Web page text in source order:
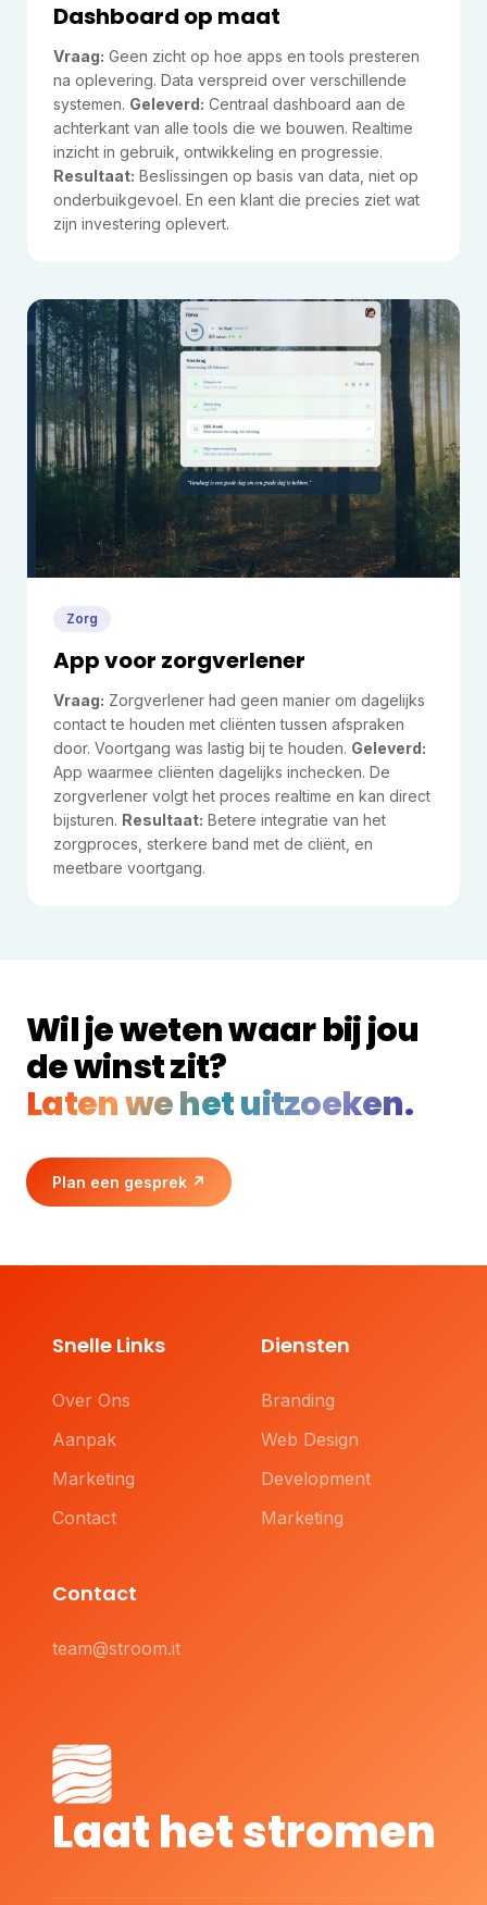
Dashboard op maat
Vraag: Geen zicht op hoe apps en tools presteren
na oplevering. Data verspreid over verschillende
systemen. Geleverd: Centraal dashboard aan de
achterkant van alle tools die we bouwen. Realtime
inzicht in gebruik, ontwikkeling en progressie.
Resultaat: Beslissingen op basis van data, niet op
onderbuikgevoel. En een klant die precies ziet wat
zijn investering oplevert.
Zorg
App voor zorgverlener
Vraag: Zorgverlener had geen manier om dagelijks
contact te houden met cliënten tussen afspraken
door. Voortgang was lastig bij te houden. Geleverd:
App waarmee cliënten dagelijks inchecken. De
zorgverlener volgt het proces realtime en kan direct
bijsturen. Resultaat: Betere integratie van het
zorgproces, sterkere band met de cliënt, en
meetbare voortgang.
Wil je weten waar bij jou
de winst zit?
Laten we het uitzoeken.
Plan een gesprek ↗
Snelle Links
Over Ons
Aanpak
Marketing
Contact
Diensten
Branding
Web Design
Development
Marketing
Contact
team@stroom.it
Laat het stromen